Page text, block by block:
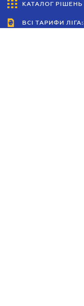
КАТАЛОГ РІШЕНЬ
ВСІ ТАРИФИ